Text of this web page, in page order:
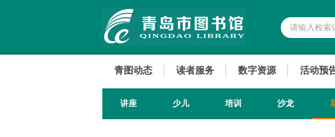
青图动态 读者服务 数字资源 活动预
讲座 少儿 培训 沙龙